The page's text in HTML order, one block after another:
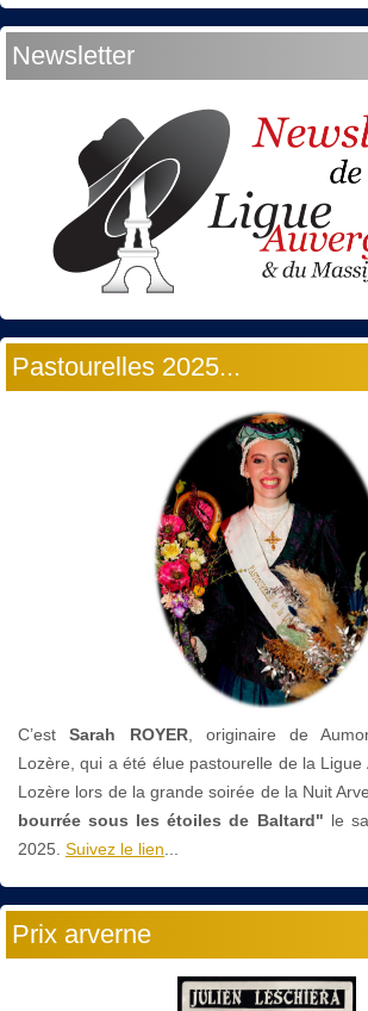
Newsletter
Pastourelles 2025...
C’estSarah ROYER, originaire de
Lozère, qui a été élue pastourelle de la
Lozère lors de la grande soirée de la Nuit
bourrée sous les étoiles de Baltard" le
2025. Suivez le lien...
Prix arverne